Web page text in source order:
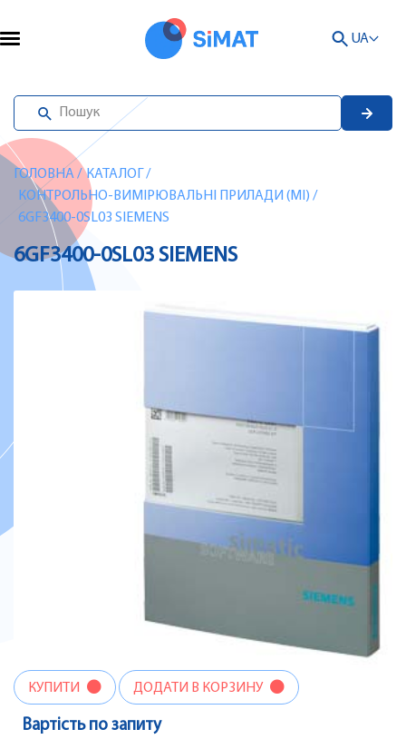
UA
ГОЛОВНА/ КАТАЛОГ /
КОНТРОЛЬНО-ВИМІРЮВАЛЬНІ ПРИЛАДИ (MI) /
6GF3400-0SL03 SIEMENS
6GF3400-0SL03 SIEMENS
КУПИТИ ДОДАТИ В КОРЗИНУ
Вартість по запиту